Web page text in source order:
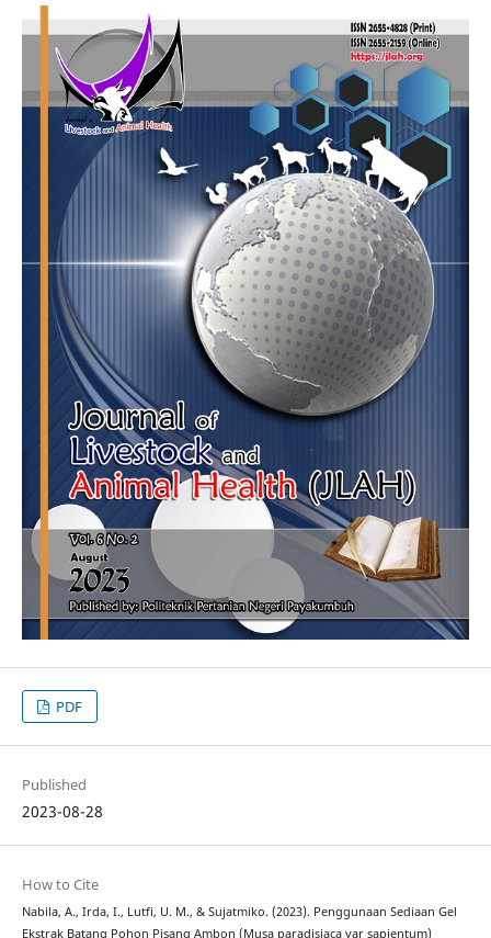
PDF
Published
2023-08-28
How to Cite
Nabila, A., Irda, I., Lutfi, U. M., & Sujatmiko. (2023). Penggunaan Sediaan Gel
Ekstrak Batang Pohon Pisang Ambon (Musa paradisiaca var sapientum)